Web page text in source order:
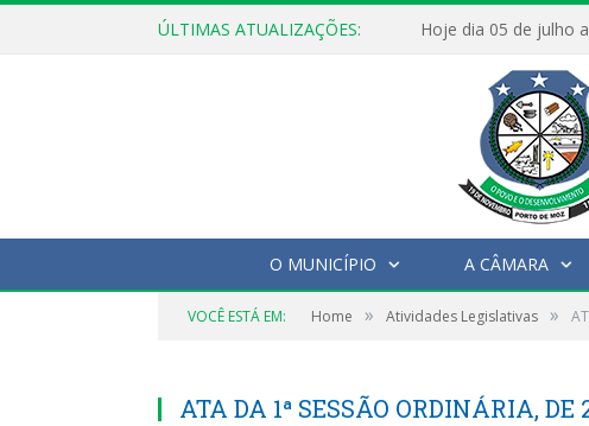
ÚLTIMAS ATUALIZAÇÕES:
O MUNICÍPIO A CÂMARA
VOCÊ ESTÁ EM: Home » Atividades Legislativas »
ATA DA 1ª SESSÃO ORDINÁRIA, DE